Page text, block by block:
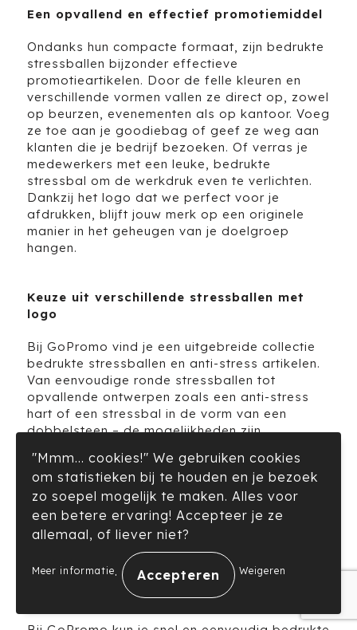
Een opvallend en effectief promotiemiddel
Ondanks hun compacte formaat, zijn bedrukte
stressballen bijzonder effectieve
promotieartikelen. Door de felle kleuren en
verschillende vormen vallen ze direct op, zowel
op beurzen, evenementen als op kantoor. Voeg
ze toe aan je goodiebag of geef ze weg aan
klanten die je bedrijf bezoeken. Of verras je
medewerkers met een leuke, bedrukte
stressbal om de werkdruk even te verlichten.
Dankzij het logo dat we perfect voor je
afdrukken, blijft jouw merk op een originele
manier in het geheugen van je doelgroep
hangen.
Keuze uit verschillende stressballen met
logo
Bij GoPromo vind je een uitgebreide collectie
bedrukte stressballen en anti-stress artikelen.
Van eenvoudige ronde stressballen tot
opvallende ontwerpen zoals een anti-stress
hart of een stressbal in de vorm van een
dobbelsteen– de mogelijkheden zijn
budgetten, van goedkope stressballen die
toch van hoge kwaliteit zijn, tot luxe, cust-
madeuitvoeringen die perfect passen bij jouw
bedrijfsstijl. Dankzij de ruime keuze kun je
eenvoudig de stressbal vinden die het beste
Snel en eenvoudig stressballen bedrukken
"Mmm... cookies!" We gebruiken cookies
om statistieken bij te houden en je bezoek
zo soepel mogelijk te maken. Alles voor
een betere ervaring! Accepteer je ze
allemaal, of liever niet?
Meer informatie. Weigeren